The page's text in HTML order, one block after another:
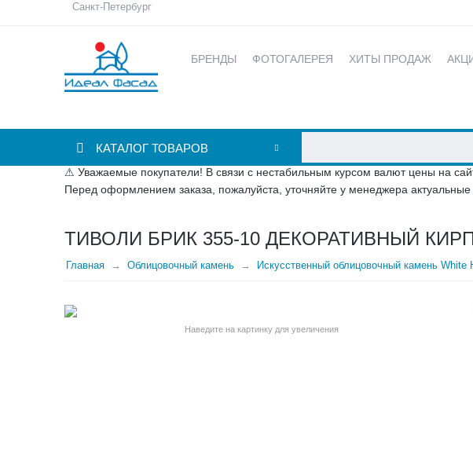
Санкт-Петербург
БРЕНДЫ ФОТОГАЛЕРЕЯ ХИТЫ ПРОДАЖ
КАТАЛОГ ТОВАРОВ
⚠ Уважаемые покупатели! В связи с нестабильным курсом валют цены на
Перед оформлением заказа, пожалуйста, уточняйте у менеджера
ТИВОЛИ БРИК 355-10 ДЕКОРАТИВНЫЙ
Главная Облицовочный камень Искусственный облицовочный камень White
Наведите на картинку для увеличения